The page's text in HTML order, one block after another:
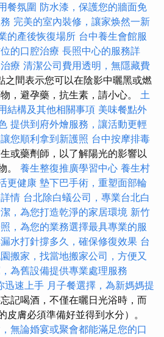
餐氛圍 防水漆，保護您的牆面免
完美的室內裝修，讓家焕然一新
的產後恢復場所 台中養生會館服
的口腔治療 長照中心的服務詳
療 清潔公司費用透明，無隱藏費
之間表示您可以在陰影中曬黑或燃
，避孕藥，抗生素，請小心。 土
結構及其他相關事項 美味餐點外
提供到府外燴服務，讓活動更輕
您順利拿到新護照 台中按摩排毒
或藥劑師，以了解陽光的影響以
。 養生整復推廣學習中心 養生村
更健康 墊下巴手術，重塑面部輪
情 台北除白蟻公司，專業台北白
，為您打造乾淨的家居環境 新竹
，為您的業務選擇最具專業的服
水打針撐多久，確保修復效果 台
搬家，找當地搬家公司，方便又
為舊設備提供專業處理服務
迅速上手 月子餐選擇，為新媽媽提
記喝酒，不僅在曬日光浴時，而
皮膚必須準備好並得到水分）。
無論婚宴或聚會都能滿足您的口